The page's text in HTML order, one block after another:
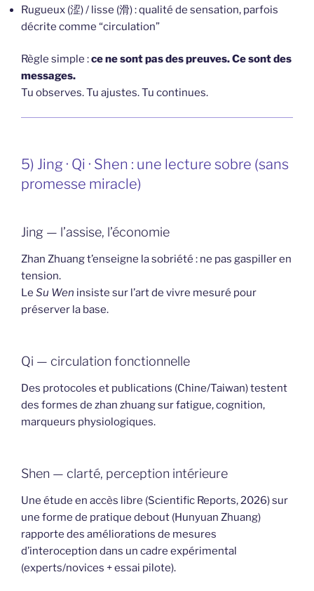
Rugueux (涩) / lisse (滑) : qualité de sensation, parfois
décrite comme “circulation”
Règle simple :ce ne sont pas des preuves. Ce sont des
messages.
Tu observes. Tu ajustes. Tu continues.
5) Jing · Qi · Shen : une lecture sobre (sans
promesse miracle)
Jing — l’assise, l’économie
Zhan Zhuang t’enseigne la sobriété : ne pas gaspiller en
tension.
Le Su Wen insiste sur l’art de vivre mesuré pour
préserver la base.
Qi — circulation fonctionnelle
Des protocoles et publications (Chine/Taiwan) testent
des formes de zhan zhuang sur fatigue, cognition,
marqueurs physiologiques.
Shen — clarté, perception intérieure
Une étude en accès libre (Scientific Reports, 2026) sur
une forme de pratique debout (Hunyuan Zhuang)
rapporte des améliorations de mesures
d’interoception dans un cadre expérimental
(experts/novices + essai pilote).